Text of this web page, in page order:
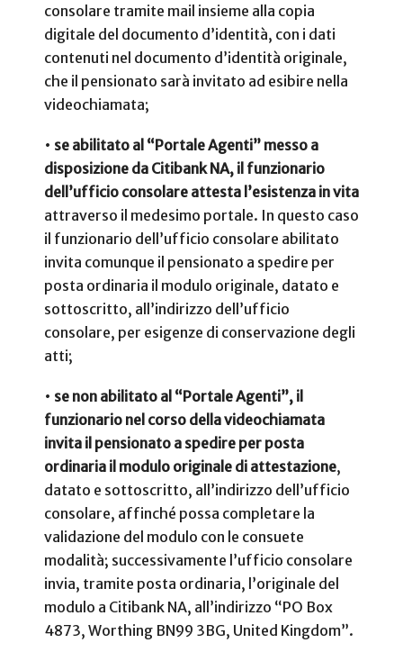
consolare tramite mail insieme alla copia
digitale del documento d’identità, con i dati
contenuti nel documento d’identità originale,
che il pensionato sarà invitato ad esibire nella
videochiamata;
• se abilitato al “Portale Agenti” messo a
disposizione da Citibank NA, il funzionario
dell’ufficio consolare attesta l’esistenza in vita
attraverso il medesimo portale. In questo caso
il funzionario dell’ufficio consolare abilitato
invita comunque il pensionato a spedire per
posta ordinaria il modulo originale, datato e
sottoscritto, all’indirizzo dell’ufficio
consolare, per esigenze di conservazione degli
atti;
• se non abilitato al “Portale Agenti”, il
funzionario nel corso della videochiamata
invita il pensionato a spedire per posta
ordinaria il modulo originale di attestazione,
datato e sottoscritto, all’indirizzo dell’ufficio
consolare, affinché possa completare la
validazione del modulo con le consuete
modalità; successivamente l’ufficio consolare
invia, tramite posta ordinaria, l’originale del
modulo a Citibank NA, all’indirizzo “PO Box
4873, Worthing BN99 3BG, United Kingdom”.